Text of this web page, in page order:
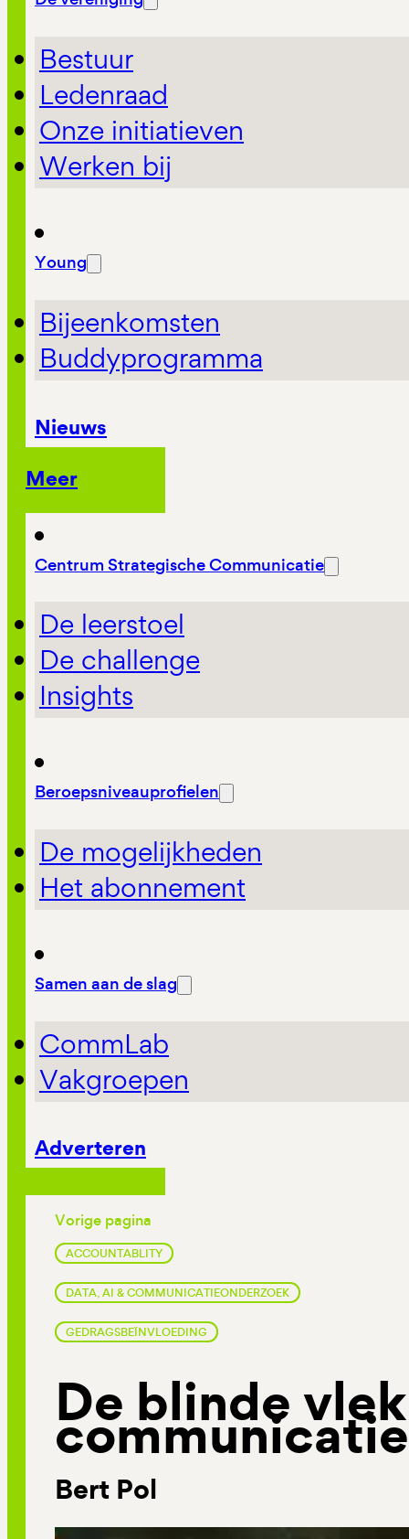
Bestuur
Ledenraad
Onze initiatieven
Werken bij
Young
Bijeenkomsten
Buddyprogramma
Nieuws
Meer
Centrum Strategische Communicatie
De leerstoel
De challenge
Insights
Beroepsniveauprofielen
De mogelijkheden
Het abonnement
Samen aan de slag
CommLab
Vakgroepen
Adverteren
Vorige pagina
ACCOUNTABLITY
DATA, AI & COMMUNICATIEONDERZOEK
GEDRAGSBEÏNVLOEDING
De blinde
Bert Pol